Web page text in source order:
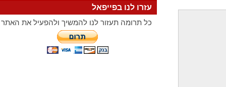
עזרו לנו בפייפאל
כל תרומה תעזור לנו להמשיך ולהפעיל את האתר